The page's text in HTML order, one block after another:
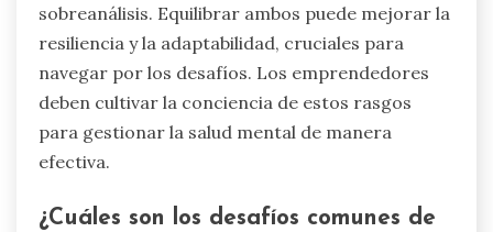
sobreanálisis. Equilibrar ambos puede mejorar la
resiliencia y la adaptabilidad, cruciales para
navegar por los desafíos. Los emprendedores
deben cultivar la conciencia de estos rasgos
para gestionar la salud mental de manera
efectiva.
¿Cuáles son los desafíos comunes de